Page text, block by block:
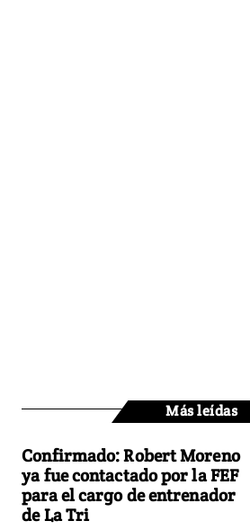
Más leídas
Confirmado: Robert Moreno
ya fue contactado por la FEF
para el cargo de entrenador
de La Tri